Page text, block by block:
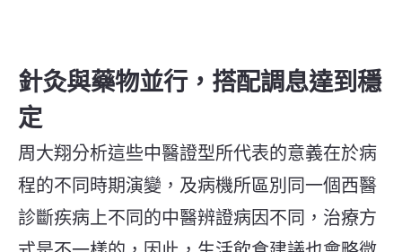
針灸與藥物並行，搭配調息達到穩
定
周大翔分析這些中醫證型所代表的意義在於病
程的不同時期演變，及病機所區別同一個西醫
診斷疾病上不同的中醫辨證病因不同，治療方